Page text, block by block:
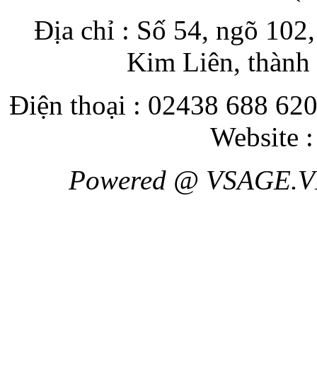
Địa chỉ : Số 54, ngõ
Kim Liên,
Điện thoại : 02438 688
Website
Powered @